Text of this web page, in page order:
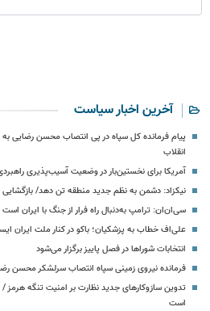
آخرین اخبار سیاست
پیام فرمانده کل سپاه در پی انتصاب محسن رضایی
انقلاب
آمریکا برای نخستین‌بار در وضعیت آسیب‌پذیری
نیکزاد: دشمن به نظم جدید منطقه تن دهد/ بازگشایی
سی‌ان‌ان: ترامپ به‌دنبال راه فرار از جنگ با ایران است
علی‌اف خطاب به پزشکیان؛ باکو در کنار ملت ایران
انتخابات شوراها در فصل پاییز برگزار می‌شود
فرمانده نیروی زمینی سپاه انتصاب سرلشکر محسن
تدوین سازوکارهای جدید نظارت بر امنیت تنگه هرمز
است